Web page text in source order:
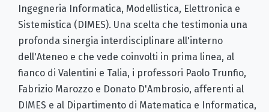
Ingegneria Informatica, Modellistica, Elettronica e
Sistemistica (DIMES). Una scelta che testimonia una
profonda sinergia interdisciplinare all'interno
dell'Ateneo e che vede coinvolti in prima linea, al
fianco di Valentini e Talia, i professori Paolo Trunfio,
Fabrizio Marozzo e Donato D'Ambrosio, afferenti al
DIMES e al Dipartimento di Matematica e Informatica,